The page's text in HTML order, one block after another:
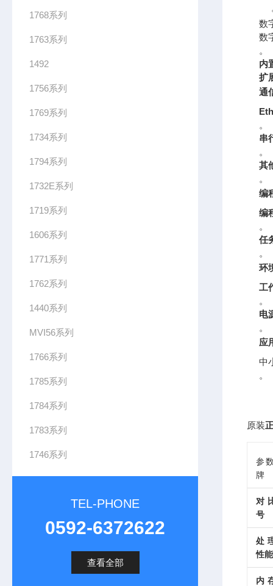
1768系列
1763系列
1492
1756系列
1769系列
1734系列
1794系列
1732E系列
1719系列
1606系列
1771系列
1762系列
1440系列
MVI56系列
1766系列
1785系列
1784系列
1783系列
1746系列
TEL-PHONE
0592-6372622
查看全部
数
数
。
内
扩
通
。
串
。
其
。
编
编
。
任
。
环
工
。
电
。
应
中
。
原装
参
牌
对
号
处
性能
内